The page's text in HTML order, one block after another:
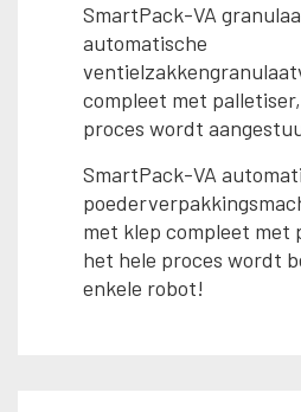
SmartPack-VA
automatische
compleet met
proces wordt
SmartPack-VA
met klep compleet met
het hele proces wordt
enkele robot!